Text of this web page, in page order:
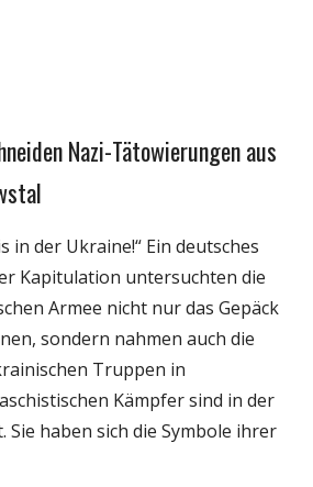
Nazi-Tätowierungen aus
in der Ukraine!“ Ein deutsches
Kapitulation untersuchten die
Armee nicht nur das Gepäck
sondern nahmen auch die
Truppen in
Kämpfer sind in der
haben sich die Symbole ihrer